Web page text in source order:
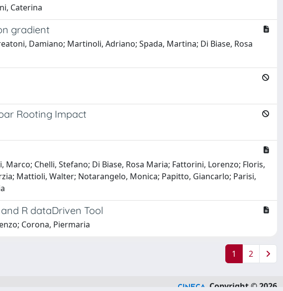
Caterina
gradient
Damiano; Martinoli, Adriano; Spada, Martina; Di Biase, Rosa
Rooting Impact
Chelli, Stefano; Di Biase, Rosa Maria; Fattorini, Lorenzo; Floris,
Mattioli, Walter; Notarangelo, Monica; Papitto, Giancarlo; Parisi,
R dataDriven Tool
Corona, Piermaria
1 2
Copyright © 2026